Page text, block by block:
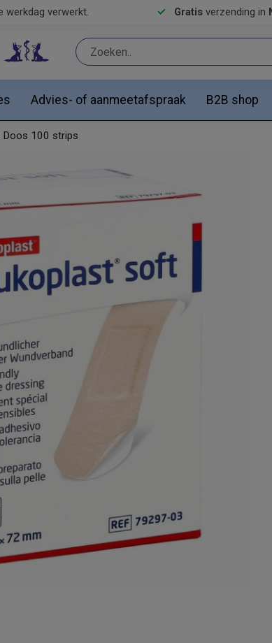
werkdag verwerkt. Gratis verzending in
Advies- of aanmeetafspraak B2B shop
100 strips